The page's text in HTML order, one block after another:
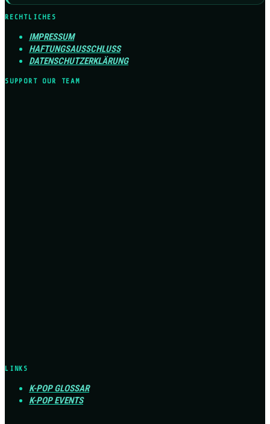
RECHTLICHES
IMPRESSUM
HAFTUNGSAUSSCHLUSS
DATENSCHUTZERKLÄRUNG
SUPPORT OUR TEAM
LINKS
K-POP GLOSSAR
K-POP EVENTS